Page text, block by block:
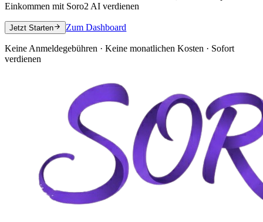
Einkommen mit Soro2 AI verdienen
Jetzt Starten Zum Dashboard
Keine Anmeldegebühren · Keine monatlichen Kosten · Sofort
verdienen